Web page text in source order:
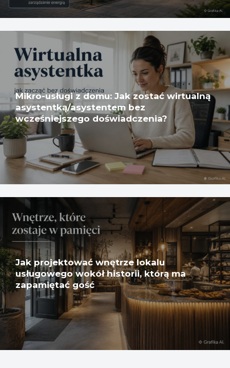
Mikro-usługi z domu: Jak zostać wirtualną
asystentką/asystentem bez
wcześniejszego doświadczenia?
Jak projektować wnętrze lokalu
usługowego wokół historii, którą ma
zapamiętać gość